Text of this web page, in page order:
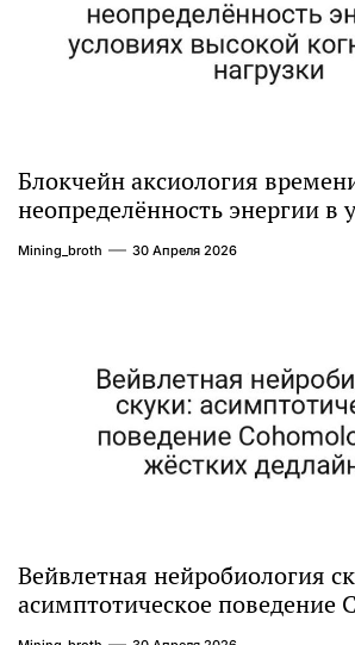
Блокчейн аксиология
неопределённость энергии в
высокой когнитивной нагрузки
Mining_broth 30 Апреля 2026
Вейвлетная нейробиология
асимптотическое поведение
при жёстких дедлайнов